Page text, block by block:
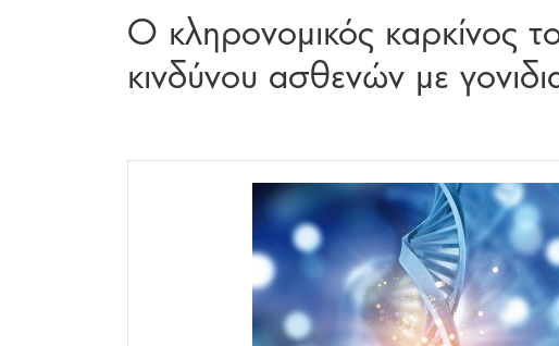
Ο κληρονομικός καρκίνος
κινδύνου ασθενών με